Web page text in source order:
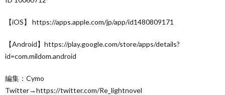
【iOS】 https://apps.apple.com/jp/app/id1480809171
【Android】https://play.google.com/store/apps/details?
id=com.mildom.android
編集：Cymo
Twitter→https://twitter.com/Re_lightnovel